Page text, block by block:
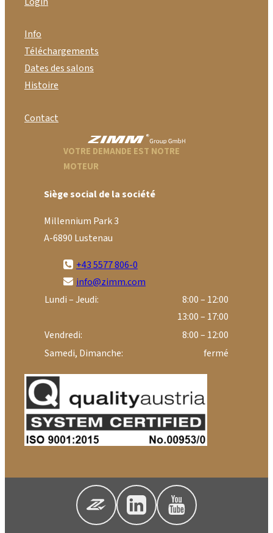
Info
Téléchargements
Dates des salons
Histoire
Contact
VOTRE DEMANDE EST NOTRE
MOTEUR
Siège social de la société
Millennium Park 3
A-6890 Lustenau
+43 5577 806-0
info@zimm.com
Lundi – Jeudi:
8:00 – 12:00
13:00 – 17:00
Vendredi:
8:00 – 12:00
Samedi, Dimanche:
fermé